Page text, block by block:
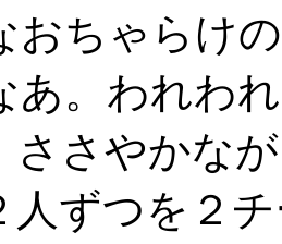
おちゃらけ
あ。われわ
ささやかな
人ずつを２